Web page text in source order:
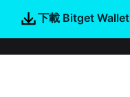
下載 Bitget Wallet